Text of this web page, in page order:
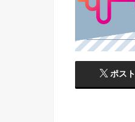
ポスト